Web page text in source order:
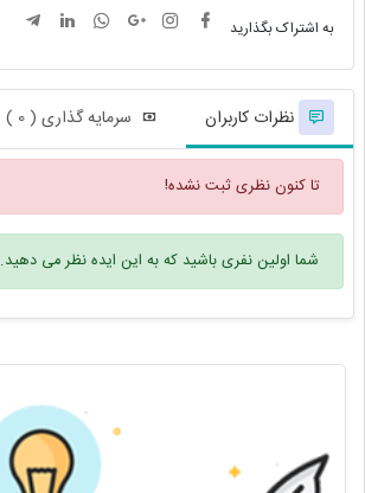
به اشتراک بگذارید
نظرات کاربران سرمایه گذاری ( 0 )
تا کنون نظری ثبت نشده!
شما اولین نفری باشید که به این ایده نظر می دهید.